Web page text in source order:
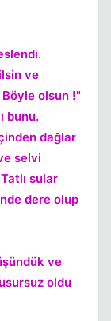
ve
olsun !"
bunu.
dağlar
selvi
sular
dere olup
ve
oldu